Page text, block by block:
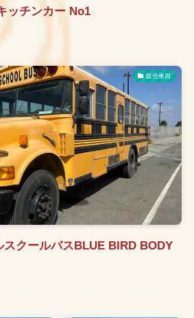
事業紹介
ッチンカー No1
販売車両
スクールバスBLUE BIRD BODY